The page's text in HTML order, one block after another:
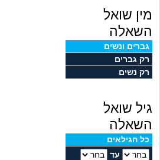
מין שואל
השאלה
גברים ונשים
רק גברים
רק נשים
גיל שואל
השאלה
כל הגילאים
עד